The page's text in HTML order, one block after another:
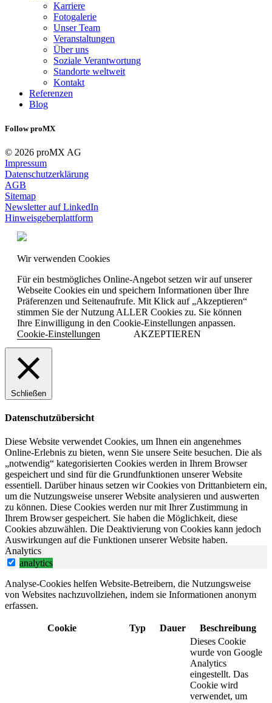
Karriere
Fotogalerie
Unser Team
Veranstaltungen
Über uns
Soziale Verantwortung
Standorte weltweit
Kontakt
Referenzen
Blog
Follow proMX
© 2026 proMX AG
Impressum
Datenschutzerklärung
AGB
Sitemap
Newsletter auf LinkedIn
Hinweisgeberplattform
Wir verwenden Cookies
Für ein bestmögliches Online-Angebot setzen wir auf unserer
Webseite Cookies ein und speichern Informationen über Ihre
Präferenzen und Seitenaufrufe. Mit Klick auf „Akzeptieren“
stimmen Sie der Nutzung ALLER Cookies zu. Sie können
Ihre Einwilligung in den Cookie-Einstellungen anpassen.
Cookie-Einstellungen
AKZEPTIEREN
Schließen
Datenschutzübersicht
Diese Website verwendet Cookies, um Ihnen ein angenehmes
Online-Erlebnis zu bieten, wenn Sie unsere Seite besuchen. Die als
„notwendig“ kategorisierten Cookies werden in Ihrem Browser
gespeichert und sind für die Grundfunktionen unserer Website
essentiell. Darüber hinaus setzen wir Cookies von Drittanbietern ein,
um die Nutzungsweise unserer Website analysieren und auswerten
zu können. Diese Cookies werden nur mit Ihrer Zustimmung in
Ihrem Browser gespeichert. Sie haben die Möglichkeit, diese
Cookies abzuwählen. Die Deaktivierung von Cookies kann jedoch
Auswirkungen auf die Funktionen unserer Website haben.
Analytics
analytics
Analyse-Cookies helfen Website-Betreibern, die Nutzungsweise
von Websites nachzuvollziehen, indem sie Informationen anonym
erfassen.
Cookie Typ Dauer Beschreibung
Dieses Cookie
wurde von Google
Analytics
eingestellt. Das
Cookie wird
verwendet, um